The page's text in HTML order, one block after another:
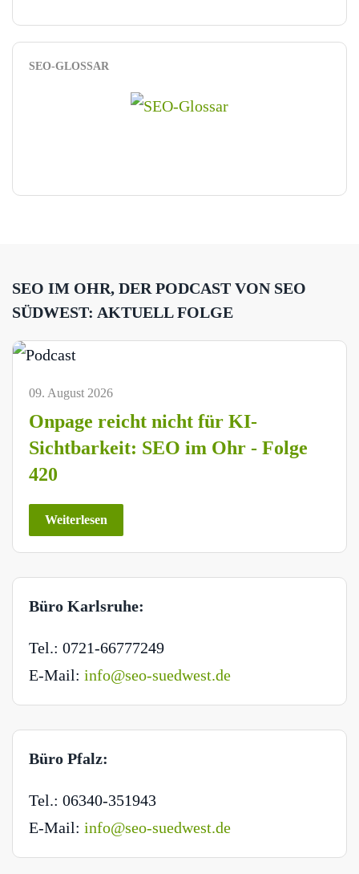
SEO-GLOSSAR
SEO IM OHR, DER PODCAST VON SEO
SÜDWEST: AKTUELL FOLGE
09. August 2026
Onpage reicht nicht für KI-
Sichtbarkeit: SEO im Ohr - Folge
420
Weiterlesen
Büro Karlsruhe:
Tel.: 0721-66777249
E-Mail: info@seo-suedwest.de
Büro Pfalz:
Tel.: 06340-351943
E-Mail: info@seo-suedwest.de